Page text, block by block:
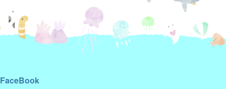
FaceBook